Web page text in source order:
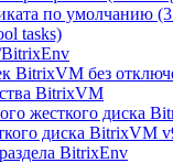
по умолчанию
tasks)
BitrixVM без
BitrixVM
жесткого диска
диска BitrixVM
BitrixEnv